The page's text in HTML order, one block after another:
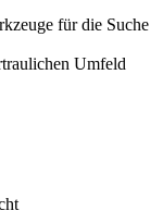
für die Suche
Umfeld